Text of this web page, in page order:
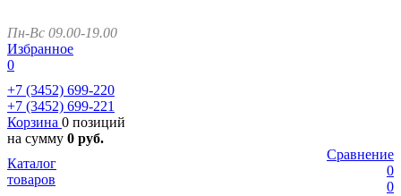
Пн-Вс 09.00-19.00
Избранное
0
+7 (3452) 699-220
+7 (3452) 699-221
Корзина 0 позиций
на сумму 0 руб.
Сравнение
0
0
Каталог
товаров